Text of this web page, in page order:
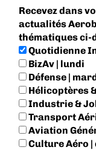
Recevez dans
actualités
thématiques ci-
Quotidienne
BizAv | lundi
Défense |
Hélicoptères
Industrie &
Transport
Aviation
Culture Aéro |